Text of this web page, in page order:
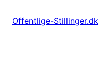
Offentlige-Stillinger.dk